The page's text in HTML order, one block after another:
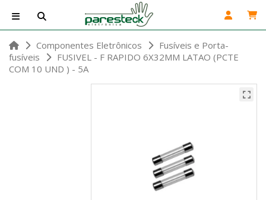
Componentes Eletrônicos
Fusíveis e Porta-
fusíveis
FUSIVEL - F RAPIDO 6X32MM LATAO (PCTE
COM 10 UND ) - 5A